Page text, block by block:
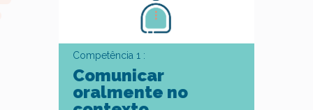
Competência 1 :
Comunicar
oralmente no